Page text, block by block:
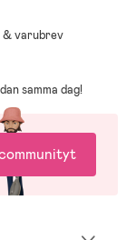
varubrev
samma dag!